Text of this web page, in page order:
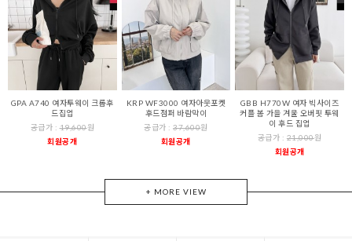
GPA A740 여자투웨이 크롭후
드집업
공급가 :19,600원
회원공개
KRP WF3000 여자아웃포켓
후드점퍼 바람막이
공급가 :37,600원
회원공개
GBB H770W 여자 빅사이즈
커플 봄 가을 겨울 오버핏 투웨
이 후드 집업
공급가 : 21,000원
회원공개
+ MORE VIEW